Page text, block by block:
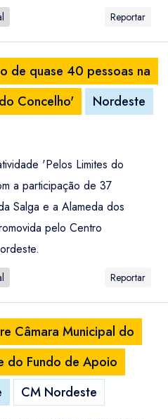
Reportar
de quase 40 pessoas na
Concelho'
Nordeste
'Pelos Limites do
a participação de 37
Salga e a Alameda dos
pelo Centro
Reportar
Câmara Municipal do
do Fundo de Apoio
CM Nordeste